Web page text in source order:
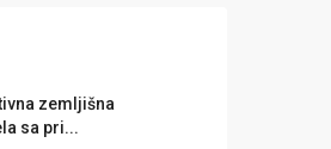
zemljišna
sa pri...